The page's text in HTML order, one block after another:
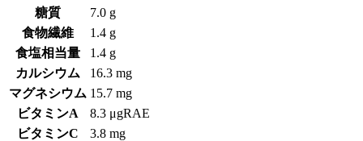
糖質
7.0 g
食物繊維
1.4 g
食塩相当量
1.4 g
カルシウム
16.3 mg
マグネシウム 15.7 mg
ビタミンA
8.3 μgRAE
ビタミンC
3.8 mg